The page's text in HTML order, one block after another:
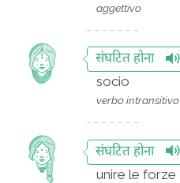
aggettivo
संघटित होना
socio
verbo intransitivo
संघटित होना
unire le forze